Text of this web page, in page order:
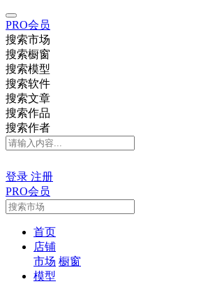
PRO会员
搜索市场
搜索橱窗
搜索模型
搜索软件
搜索文章
搜索作品
搜索作者
登录 注册
PRO会员
首页
店铺
市场 橱窗
模型